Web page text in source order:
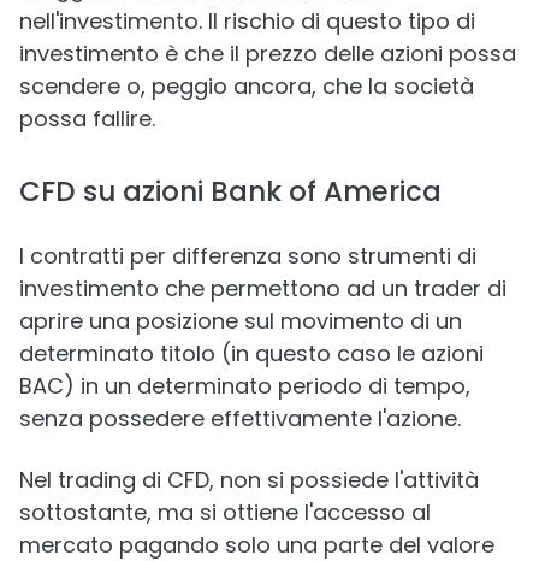
nell'investimento. Il rischio di questo tipo di
investimento è che il prezzo delle azioni possa
scendere o, peggio ancora, che la società
possa fallire.
CFD su azioni Bank of America
I contratti per differenza sono strumenti di
investimento che permettono ad un trader di
aprire una posizione sul movimento di un
determinato titolo (in questo caso le azioni
BAC) in un determinato periodo di tempo,
senza possedere effettivamente l'azione.
Nel trading di CFD, non si possiede l'attività
sottostante, ma si ottiene l'accesso al
mercato pagando solo una parte del valore